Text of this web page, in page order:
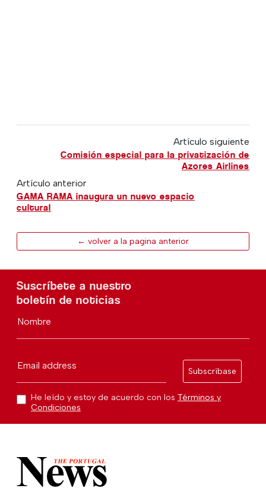
Artículo siguiente
Comisión especial para la privatización de
Azores Airlines
Artículo anterior
GAMA RAMA inaugura un nuevo espacio
cultural
← volver a la pagina anterior
Suscríbete a nuestro
boletín de noticias
Nombre
Email address
Subscríbase
He leído y estoy de acuerdo con los Términos y
Condiciones